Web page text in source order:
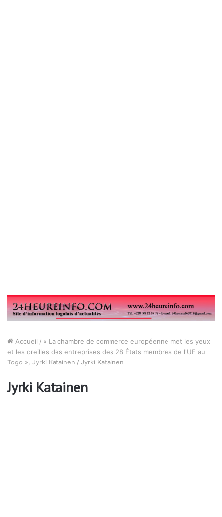
Accueil / « La chambre de commerce européenne met les yeux
et les oreilles des entreprises des 28 États membres de l'UE au
Togo », Jyrki Katainen / Jyrki Katainen
Jyrki Katainen